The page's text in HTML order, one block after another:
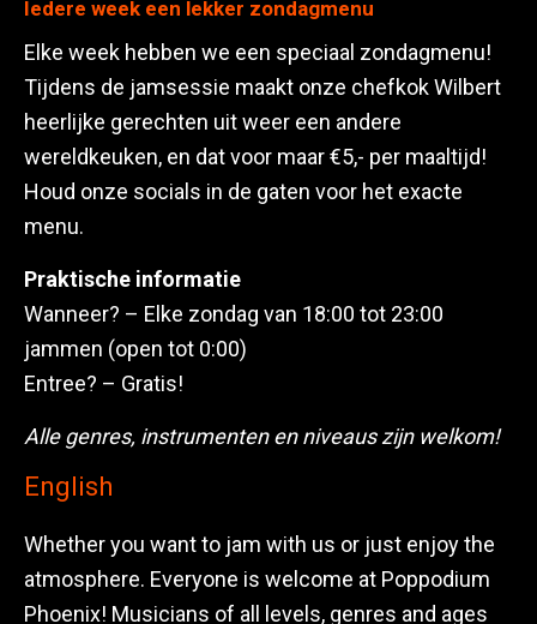
Iedere week een lekker zondagmenu
Elke week hebben we een speciaal zondagmenu!
Tijdens de jamsessie maakt onze chefkok Wilbert
heerlijke gerechten uit weer een andere
wereldkeuken, en dat voor maar €5,- per maaltijd!
Houd onze socials in de gaten voor het exacte
menu.
Praktische informatie
Wanneer? – Elke zondag van 18:00 tot 23:00
jammen (open tot 0:00)
Entree? – Gratis!
Alle genres, instrumenten en niveaus zijn welkom!
English
Whether you want to jam with us or just enjoy the
atmosphere. Everyone is welcome at Poppodium
Phoenix! Musicians of all levels, genres and ages